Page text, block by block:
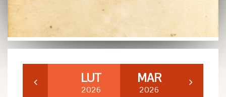
STY LUT
2026
MAR
2026